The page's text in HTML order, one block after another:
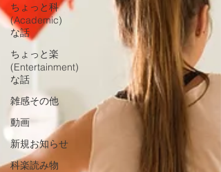
ちょっと科
(Academic)
な話
ちょっと楽
(Entertainment)
な話
雑感その他
動画
新規お知らせ
科楽読み物